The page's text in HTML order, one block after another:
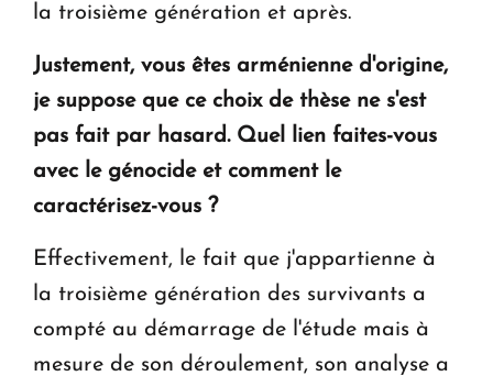
la troisième génération et après.
Justement, vous êtes arménienne d'origine,
je suppose que ce choix de thèse ne s'est
pas fait par hasard. Quel lien faites-vous
avec le génocide et comment le
caractérisez-vous ?
Effectivement, le fait que j'appartienne à
la troisième génération des survivants a
compté au démarrage de l'étude mais à
mesure de son déroulement, son analyse a